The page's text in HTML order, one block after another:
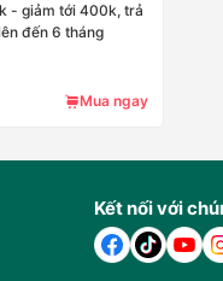
- giảm tới 400k, trả
đến 6 tháng
Mua ngay
Kết nối với